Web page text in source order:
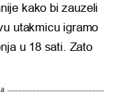
kako bi zauzeli
utakmicu igramo
u 18 sati. Zato